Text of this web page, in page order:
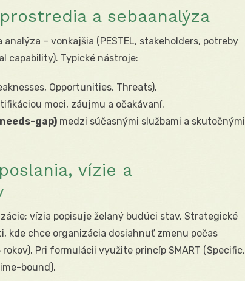
a sebaanalýza
– vonkajšia (PESTEL, stakeholders, potreby
capability). Typické nástroje:
Opportunities, Threats).
moci, záujmu a očakávaní.
gap) medzi súčasnými službami a skutočnými
vízie a
vízia popisuje želaný budúci stav. Strategické
kde chce organizácia dosiahnuť zmenu počas
Pri formulácii využite princíp SMART (Specific,
bound).